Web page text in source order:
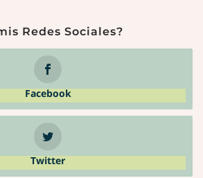
Redes Sociales?
Facebook
Twitter